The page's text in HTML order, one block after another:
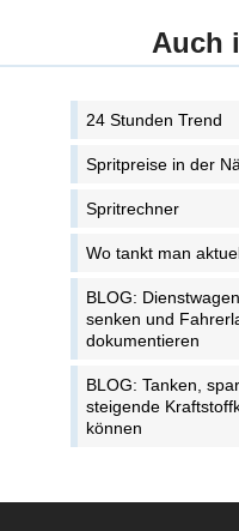
Auch
24 Stunden Trend
Spritpreise in der
Spritrechner
Wo tankt man
BLOG:
senken und
dokumentieren
BLOG: Tanken,
steigende
können